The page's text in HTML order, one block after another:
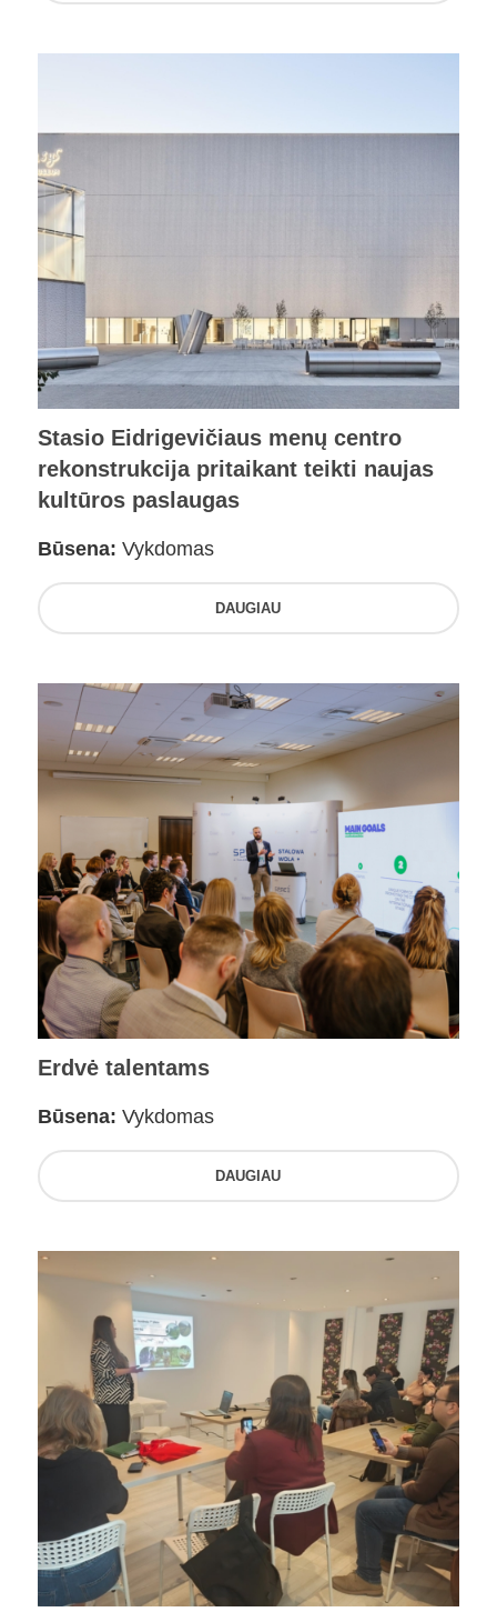
Stasio Eidrigevičiaus menų centro
rekonstrukcija pritaikant teikti naujas
kultūros paslaugas
Būsena: Vykdomas
DAUGIAU
Erdvė talentams
Būsena: Vykdomas
DAUGIAU